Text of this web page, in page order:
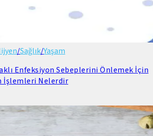
/Sağlık/Yaşam
Enfeksiyon Sebeplerini Önlemek İçin
İşlemleri Nelerdir